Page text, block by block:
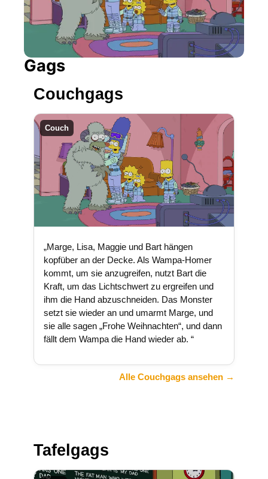
Gags
Couchgags
Couch
„Marge, Lisa, Maggie und Bart hängen
kopfüber an der Decke. Als Wampa-Homer
kommt, um sie anzugreifen, nutzt Bart die
Kraft, um das Lichtschwert zu ergreifen und
ihm die Hand abzuschneiden. Das Monster
setzt sie wieder an und umarmt Marge, und
sie alle sagen „Frohe Weihnachten“, und dann
fällt dem Wampa die Hand wieder ab. “
Alle Couchgags ansehen →
Tafelgags